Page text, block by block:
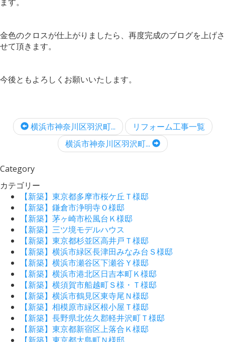
金色のクロスが仕上がりましたら、再度完成のブログを上げさ
せて頂きます。
今後ともよろしくお願いいたします。
横浜市神奈川区羽沢町...
リフォーム工事一覧
横浜市神奈川区羽沢町...
Category
カテゴリー
【新築】東京都多摩市桜ケ丘Ｔ様邸
【新築】鎌倉市浄明寺Ｏ様邸
【新築】茅ヶ崎市松風台Ｋ様邸
【新築】三ツ境モデルハウス
【新築】東京都杉並区高井戸Ｔ様邸
【新築】横浜市緑区長津田みなみ台Ｓ様邸
【新築】横浜市瀬谷区下瀬谷Ｙ様邸
【新築】横浜市港北区日吉本町Ｋ様邸
【新築】横須賀市船越町Ｓ様・Ｔ様邸
【新築】横浜市鶴見区東寺尾Ｎ様邸
【新築】相模原市緑区根小屋Ｔ様邸
【新築】長野県北佐久郡軽井沢町Ｔ様邸
【新築】東京都新宿区上落合Ｋ様邸